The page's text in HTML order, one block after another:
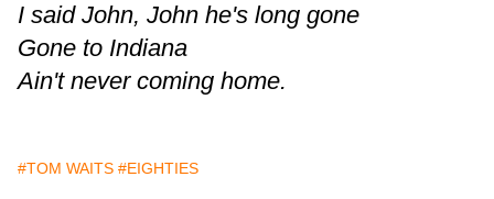
I said John, John he's long gone
Gone to Indiana
Ain't never coming home.
#TOM WAITS #EIGHTIES